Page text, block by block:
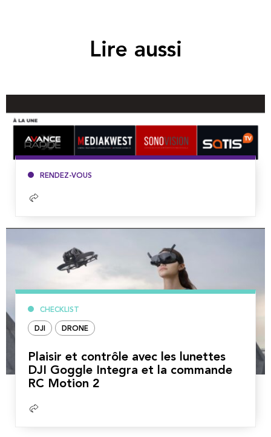
Lire aussi
RENDEZ-VOUS
Lire
CHECKLIST
DJI DRONE
Plaisir et contrôle avec les lunettes
DJI Goggle Integra et la commande
RC Motion 2
Lire